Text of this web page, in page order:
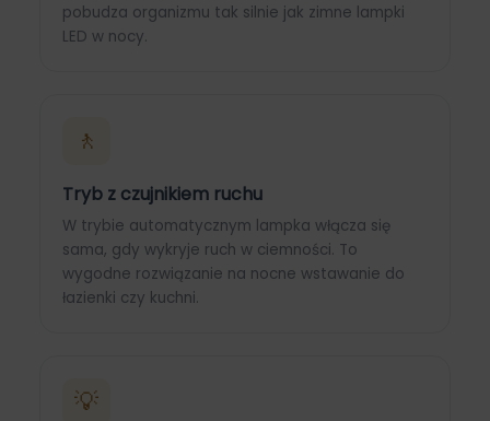
pobudza organizmu tak silnie jak zimne lampki
LED w nocy.
🚶
Tryb z czujnikiem ruchu
W trybie automatycznym lampka włącza się
sama, gdy wykryje ruch w ciemności. To
wygodne rozwiązanie na nocne wstawanie do
łazienki czy kuchni.
💡